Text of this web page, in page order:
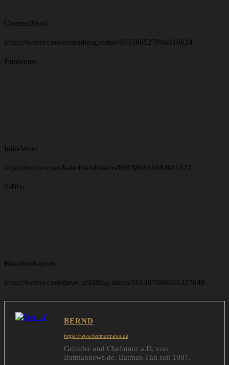
CinemaBlend:
https://twitter.com/eeisenberg/status/865386527894810624
Fandango:
IndieWire:
https://twitter.com/katerbland/status/865386535084011522
JoBlo:
BleacherReport:
https://twitter.com/dave_schilling/status/865387008826327040
BERND
https://www.batmannews.de
Gründer und Chefautor a.D. von
Batmannews.de. Batman-Fan seit 1987.